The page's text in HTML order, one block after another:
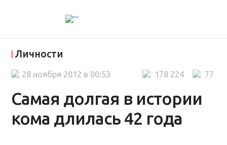
Личности
Самая долгая в истории
кома длилась 42 года
77
178 224
28 ноября 2012 в 00:53